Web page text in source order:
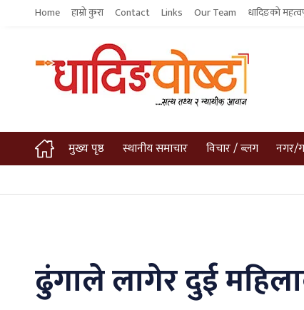
Home हाम्रो कुरा Contact Links Our Team धादिङको
मुख्य पृष्ठ स्थानीय समाचार विचार / ब्लग नगर/
ढुंगाले लागेर दुई